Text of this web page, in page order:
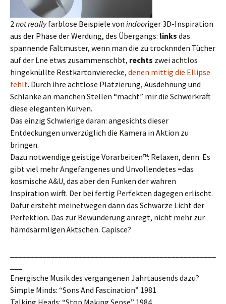
2not reallyfarblose Beispiele von indooriger 3D-Inspiration
aus der Phase der Werdung, des Übergangs: links das
spannende Faltmuster, wenn man die zu trocknnden Tücher
auf der Lne etws zusammenschbt, rechts zwei achtlos
hingeknüllte Restkartonvierecke, denen mittig die Ellipse
fehlt. Durch ihre achtlose Platzierung, Ausdehnung und
Schlänke an manchen Stellen “macht” mir die Schwerkraft
diese eleganten Kurven.
Das einzig Schwierige daran: angesichts dieser
Entdeckungen unverzüglich die Kamera in Aktion zu
bringen.
Dazu notwendige geistige Vorarbeiten™: Relaxen, denn. Es
gibt viel mehr Angefangenes und Unvollendetes =das
kosmische A&U, das aber den Funken der wahren
Inspiration wirft. Der bei fertig Perfekten dagegen erlischt.
Dafür ersteht meinetwegen dann das Schwarze Licht der
Perfektion. Das zur Bewunderung anregt, nicht mehr zur
hämdsärmligen Äktschen. Capisce?
Energische Musik des vergangenen Jahrtausends dazu?
Simple Minds: “Sons And Fascination” 1981